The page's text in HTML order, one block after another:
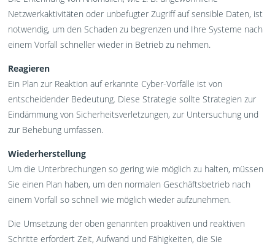
Netzwerkaktivitäten oder unbefugter Zugriff auf sensible Daten, ist
notwendig, um den Schaden zu begrenzen und Ihre Systeme nach
einem Vorfall schneller wieder in Betrieb zu nehmen.
Reagieren
Ein Plan zur Reaktion auf erkannte Cyber-Vorfälle ist von
entscheidender Bedeutung. Diese Strategie sollte Strategien zur
Eindämmung von Sicherheitsverletzungen, zur Untersuchung und
zur Behebung umfassen.
Wiederherstellung
Um die Unterbrechungen so gering wie möglich zu halten, müssen
Sie einen Plan haben, um den normalen Geschäftsbetrieb nach
einem Vorfall so schnell wie möglich wieder aufzunehmen.
Die Umsetzung der oben genannten proaktiven und reaktiven
Schritte erfordert Zeit, Aufwand und Fähigkeiten, die Sie